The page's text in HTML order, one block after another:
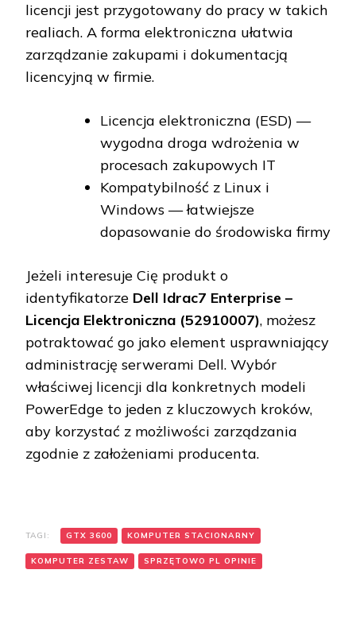
licencji jest przygotowany do pracy w takich
realiach. A forma elektroniczna ułatwia
zarządzanie zakupami i dokumentacją
licencyjną w firmie.
Licencja elektroniczna (ESD) —
wygodna droga wdrożenia w
procesach zakupowych IT
Kompatybilność z Linux i
Windows — łatwiejsze
dopasowanie do środowiska firmy
Jeżeli interesuje Cię produkt o
identyfikatorze Dell Idrac7 Enterprise –
Licencja Elektroniczna (52910007), możesz
potraktować go jako element usprawniający
administrację serwerami Dell. Wybór
właściwej licencji dla konkretnych modeli
PowerEdge to jeden z kluczowych kroków,
aby korzystać z możliwości zarządzania
zgodnie z założeniami producenta.
TAGI: GTX 3600 KOMPUTER STACIONARNY
KOMPUTER ZESTAW SPRZĘTOWO PL OPINIE